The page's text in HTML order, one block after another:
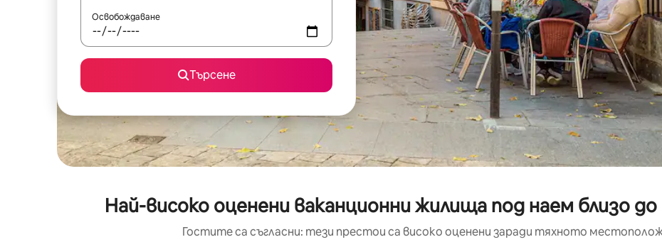
Освобождаване
Търсене
Най-високо оценени ваканционни жилища под наем близо
Гостите са съгласни: тези престои са високо оценени заради тяхното